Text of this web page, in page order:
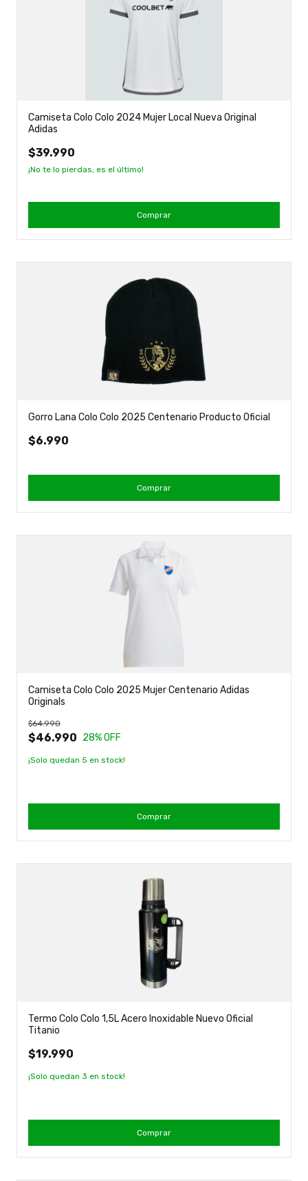
Camiseta Colo Colo 2024 Mujer Local Nueva Original
Adidas
$39.990
¡No te lo pierdas, es el último!
Comprar
Gorro Lana Colo Colo 2025 Centenario Producto Oficial
$6.990
Comprar
Camiseta Colo Colo 2025 Mujer Centenario Adidas
Originals
$46.990
$64.990
28% OFF
¡Solo quedan 5 en stock!
Comprar
Termo Colo Colo 1,5L Acero Inoxidable Nuevo Oficial
Titanio
$19.990
¡Solo quedan 3 en stock!
Comprar